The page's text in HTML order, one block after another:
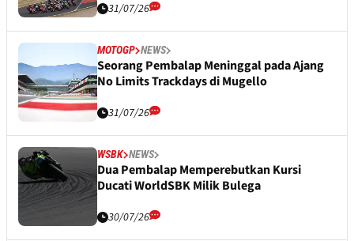
31/07/26
MOTOGP NEWS
Seorang Pembalap Meninggal pada Ajang
No Limits Trackdays di Mugello
31/07/26
WSBK NEWS
Dua Pembalap Memperebutkan Kursi
Ducati WorldSBK Milik Bulega
30/07/26